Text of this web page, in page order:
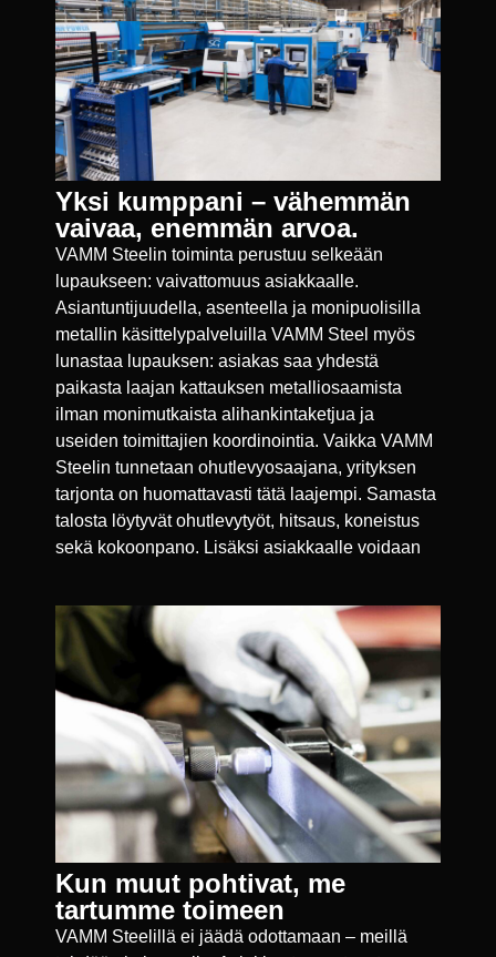
Yksi kumppani – vähemmän
vaivaa, enemmän arvoa.
VAMM Steelin toiminta perustuu selkeään
lupaukseen: vaivattomuus asiakkaalle.
Asiantuntijuudella, asenteella ja monipuolisilla
metallin käsittelypalveluilla VAMM Steel myös
lunastaa lupauksen: asiakas saa yhdestä
paikasta laajan kattauksen metalliosaamista
ilman monimutkaista alihankintaketjua ja
useiden toimittajien koordinointia. Vaikka VAMM
Steelin tunnetaan ohutlevyosaajana, yrityksen
tarjonta on huomattavasti tätä laajempi. Samasta
talosta löytyvät ohutlevytyöt, hitsaus, koneistus
sekä kokoonpano. Lisäksi asiakkaalle voidaan
Kun muut pohtivat, me
tartumme toimeen
VAMM Steelillä ei jäädä odottamaan – meillä